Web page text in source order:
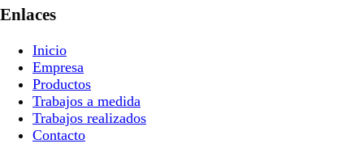
Enlaces
Inicio
Empresa
Productos
Trabajos a medida
Trabajos realizados
Contacto